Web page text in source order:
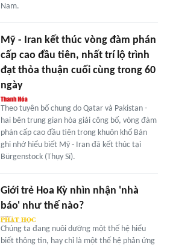
Nam.
Mỹ - Iran kết thúc vòng đàm phán
cấp cao đầu tiên, nhất trí lộ trình
đạt thỏa thuận cuối cùng trong 60
ngày
Theo tuyên bố chung do Qatar và Pakistan -
hai bên trung gian hòa giải công bố, vòng đàm
phán cấp cao đầu tiên trong khuôn khổ Bản
ghi nhớ hiểu biết Mỹ - Iran đã kết thúc tại
Bürgenstock (Thụy Sĩ).
Giới trẻ Hoa Kỳ nhìn nhận 'nhà
báo' như thế nào?
Chúng ta đang nuôi dưỡng một thế hệ hiểu
biết thông tin, hay chỉ là một thế hệ phản ứng